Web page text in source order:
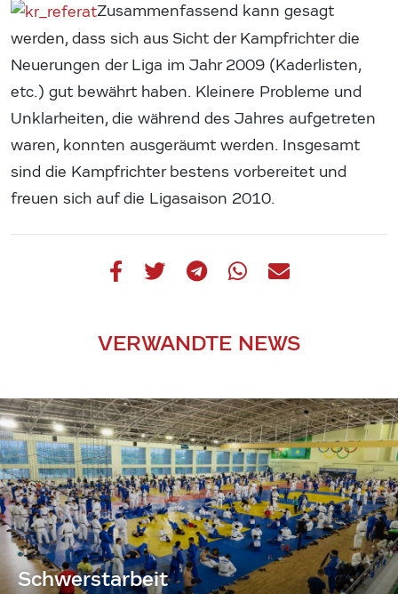
Zusammenfassend kann gesagt
werden, dass sich aus Sicht der Kampfrichter die
Neuerungen der Liga im Jahr 2009 (Kaderlisten,
etc.) gut bewährt haben. Kleinere Probleme und
Unklarheiten, die während des Jahres aufgetreten
waren, konnten ausgeräumt werden. Insgesamt
sind die Kampfrichter bestens vorbereitet und
freuen sich auf die Ligasaison 2010.
VERWANDTE NEWS
Schwerstarbeit